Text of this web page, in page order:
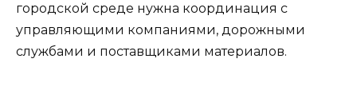
городской среде нужна координация с
управляющими компаниями, дорожными
службами и поставщиками материалов.